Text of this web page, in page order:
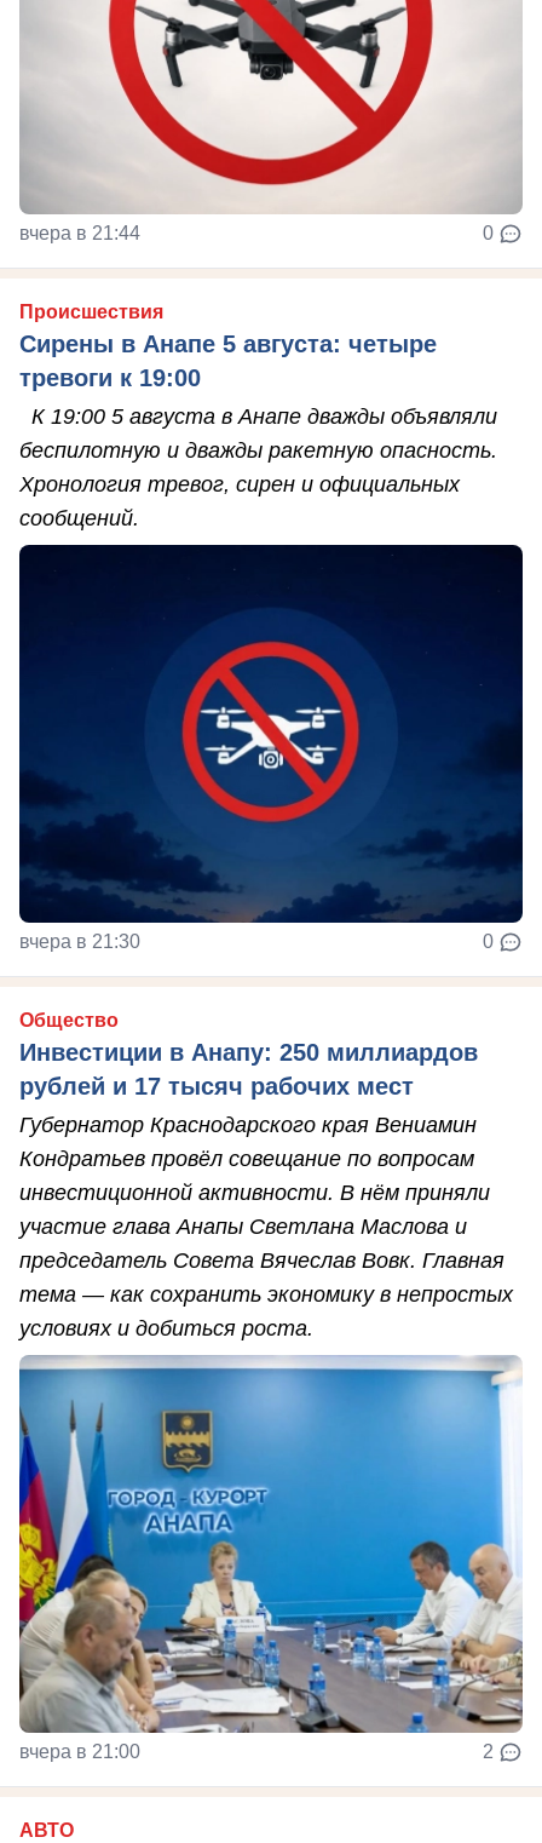
вчера в 21:44 0
Происшествия
Сирены в Анапе 5 августа: четыре
тревоги к 19:00
К 19:00 5 августа в Анапе дважды объявляли
беспилотную и дважды ракетную опасность.
Хронология тревог, сирен и официальных
сообщений.
вчера в 21:30 0
Общество
Инвестиции в Анапу: 250 миллиардов
рублей и 17 тысяч рабочих мест
Губернатор Краснодарского края Вениамин
Кондратьев провёл совещание по вопросам
инвестиционной активности. В нём приняли
участие глава Анапы Светлана Маслова и
председатель Совета Вячеслав Вовк. Главная
тема — как сохранить экономику в непростых
условиях и добиться роста.
вчера в 21:00 2
АВТО